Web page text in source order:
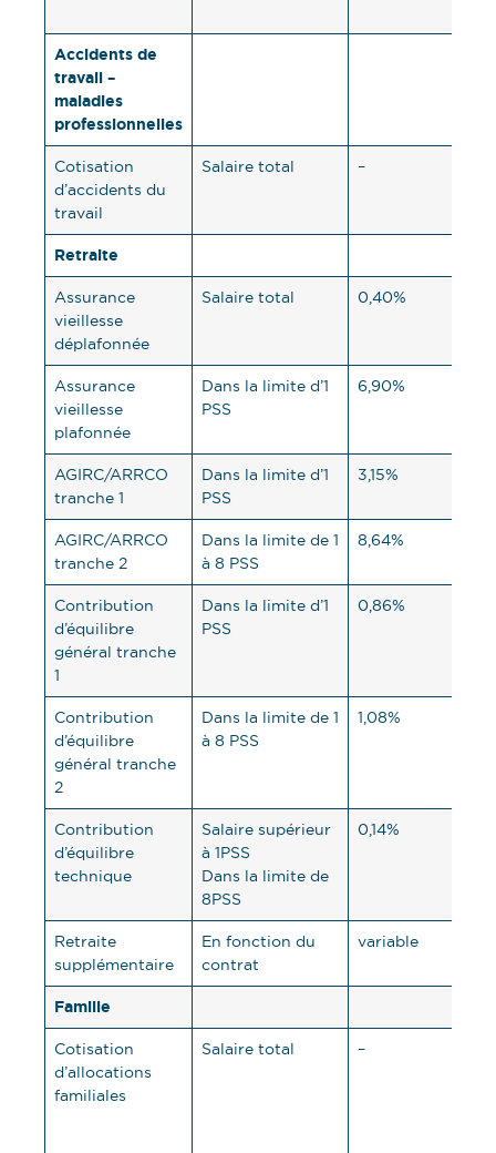
Accidents de
travail –
maladies
professionnelles
Cotisation
d’accidents du
travail
Salaire total –
Retraite
Assurance
vieillesse
déplafonnée
Salaire total 0,40%
Assurance
vieillesse
plafonnée
Dans la limite d’1
PSS
6,90%
AGIRC/ARRCO
tranche 1
Dans la limite d’1
PSS
3,15%
AGIRC/ARRCO
tranche 2
Dans la limite de 1
à 8 PSS
8,64%
Contribution
d’équilibre
général tranche
1
Dans la limite d’1
PSS
0,86%
Contribution
d’équilibre
général tranche
2
Dans la limite de 1
à 8 PSS
1,08%
Contribution
d’équilibre
technique
Salaire supérieur
à 1PSS
Dans la limite de
8PSS
0,14%
Retraite
supplémentaire
En fonction du
contrat
variable
Famille
Cotisation
d’allocations
familiales
Salaire total –